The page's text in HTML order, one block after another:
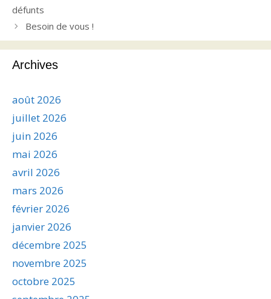
défunts
Besoin de vous !
Archives
août 2026
juillet 2026
juin 2026
mai 2026
avril 2026
mars 2026
février 2026
janvier 2026
décembre 2025
novembre 2025
octobre 2025